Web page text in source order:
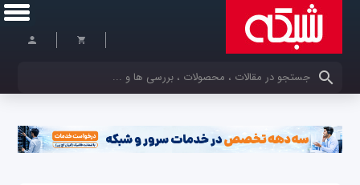
کلمات کلیدی خود را وارد کنید